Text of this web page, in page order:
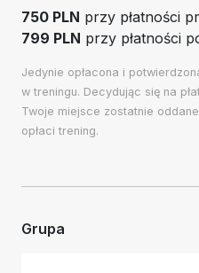
750 PLN przy płatności
799 PLN przy płatności
Jedynie opłacona i
w treningu. Decydując się na
Twoje miejsce zostatnie
opłaci trening.
Grupa